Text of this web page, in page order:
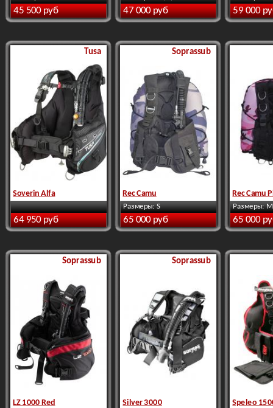
45 500 руб 47 000 руб 59 000
Tusa
Soverin Alfa
64 950 руб
Soprassub
Rec Camu
Размеры: S
65 000 руб
Rec Camu
Размеры: M
65 000
Soprassub
LZ 1000 Red
Soprassub
Silver 3000
Speleo